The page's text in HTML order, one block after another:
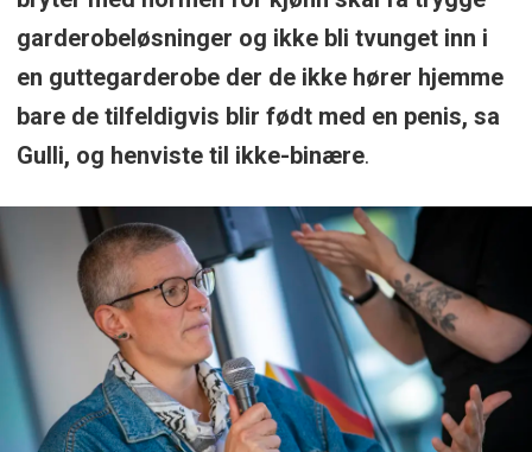
garderobeløsninger og ikke bli tvunget inn i
en guttegarderobe der de ikke hører hjemme
bare de tilfeldigvis blir født med en penis, sa
Gulli, og henviste til ikke-binære.